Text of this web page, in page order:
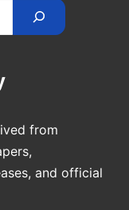
from
and official